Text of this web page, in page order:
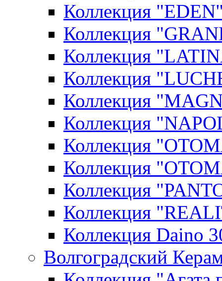
Коллекция
Коллекция
Коллекция
Коллекция
Коллекция
Коллекция
Коллекция
Коллекция
Коллекция
Коллекция
Коллекция Daino
Волгоградский